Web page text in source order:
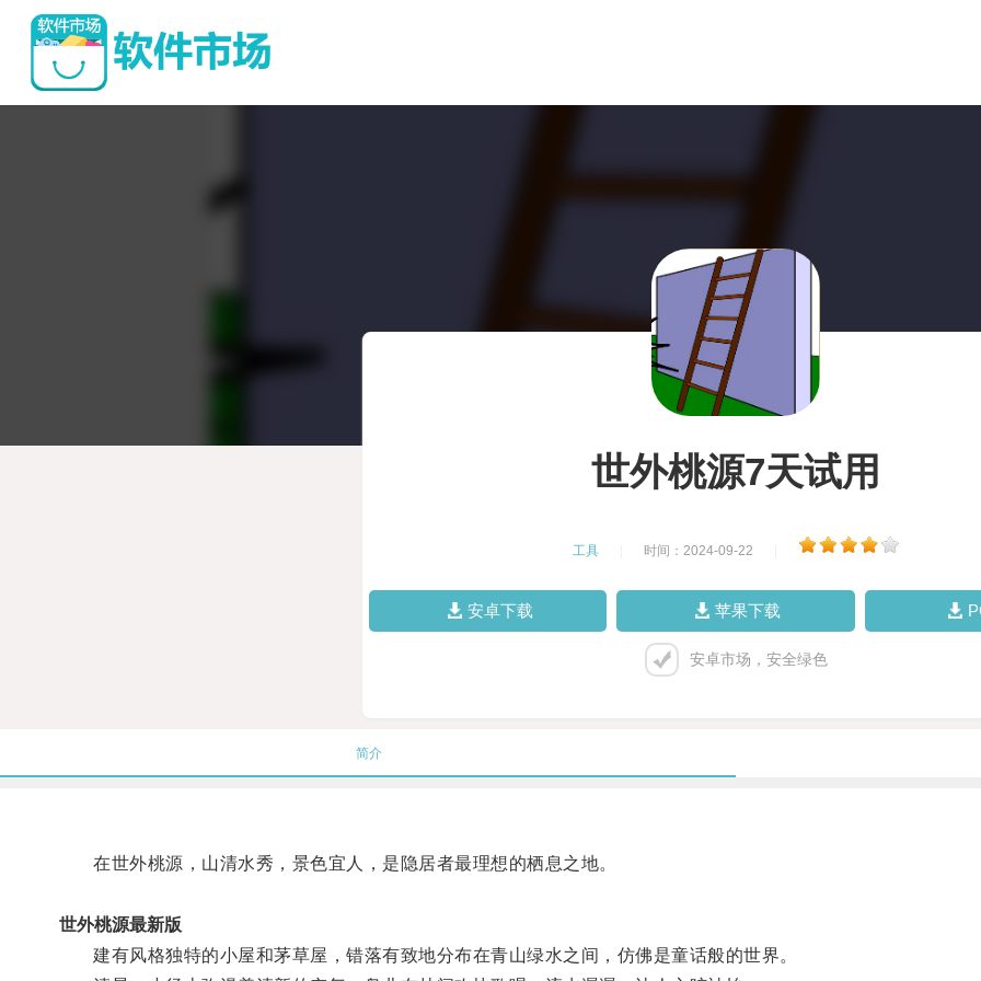
世外桃源7天试用
工具 时间：2024-09-22
安卓下载 苹果下载
安卓市场，安全绿色
简介
在世外桃源，山清水秀，景色宜人，是隐居者最理想的栖息之地。
世外桃源最新版
建有风格独特的小屋和茅草屋，错落有致地分布在青山绿水之间，仿佛是童话般的世界。